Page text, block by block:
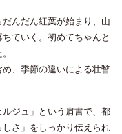
んだん紅葉が始まり、山
ていく。初めてちゃんと
、季節の違いによる壮瞥
ジュ」という肩書で、都
さ」をしっかり伝えられ